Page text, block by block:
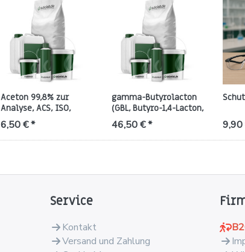
Aceton 99,8% zur
Analyse, ACS, ISO,
gewerbepflichtig
6,50 € *
gamma-Butyrolacton
(GBL, Butyro-1,4-Lacton,
Oxalan-2-on) 99 %,
gewerbepflichtig
46,50 € * 9,90
Service
Kontakt
Versand und Zahlung